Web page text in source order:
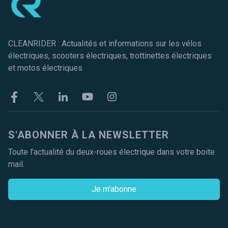
CLEANRIDER : Actualités et informations sur les vélos
électriques, scooters électriques, trottinettes électriques
et motos électriques
FacebookTwitter LinkekinYoutubeInstagram
S'ABONNER À LA NEWSLETTER
Toute l'actualité du deux-roues électrique dans votre boite
mail.
Je m'abonne